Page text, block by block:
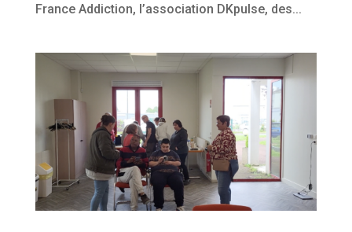
France Addiction, l’association DKpulse, des...